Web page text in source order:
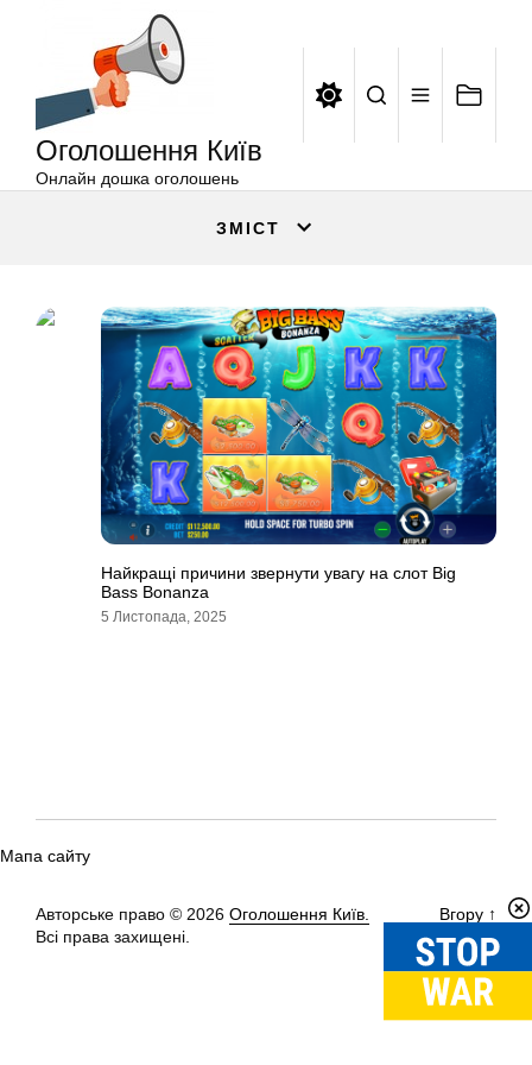
Оголошення Київ
Онлайн дошка оголошень
ЗМІСТ
Найкращі причини звернути увагу на слот Big
Bass Bonanza
5 Листопада, 2025
Мапа сайту
Авторське право © 2026 Оголошення Київ.
Всі права захищені.
Вгору ↑